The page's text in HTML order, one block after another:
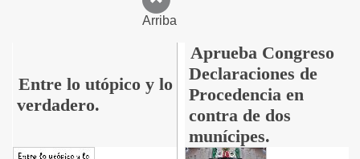
Arriba
Entre lo utópico y lo
verdadero.
Aprueba Congreso
Declaraciones de
Procedencia en
contra de dos
munícipes.